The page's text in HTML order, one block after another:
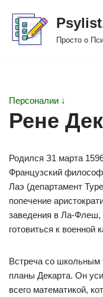
Перейти
Просто о
Персоналии ↓
Рене
Родился З1 марта
Французский
Лаэ (департамент
попечение
заведения в Ла-Флеш,
готовиться к военной
Встреча со
планы Декарта. Он
всего математикой,